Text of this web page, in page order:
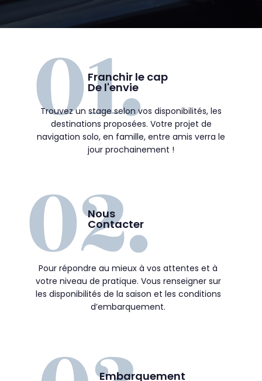
Franchir le cap
De l'envie
Trouvez un stage selon vos disponibilités, les
destinations proposées. Votre projet de
navigation solo, en famille, entre amis verra le
jour prochainement !
Nous
Contacter
Pour répondre au mieux à vos attentes et à
votre niveau de pratique. Vous renseigner sur
les disponibilités de la saison et les conditions
d’embarquement.
Embarquement